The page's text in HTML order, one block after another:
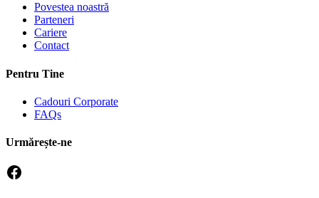
Povestea noastră
Parteneri
Cariere
Contact
Pentru Tine
Cadouri Corporate
FAQs
Urmărește-ne